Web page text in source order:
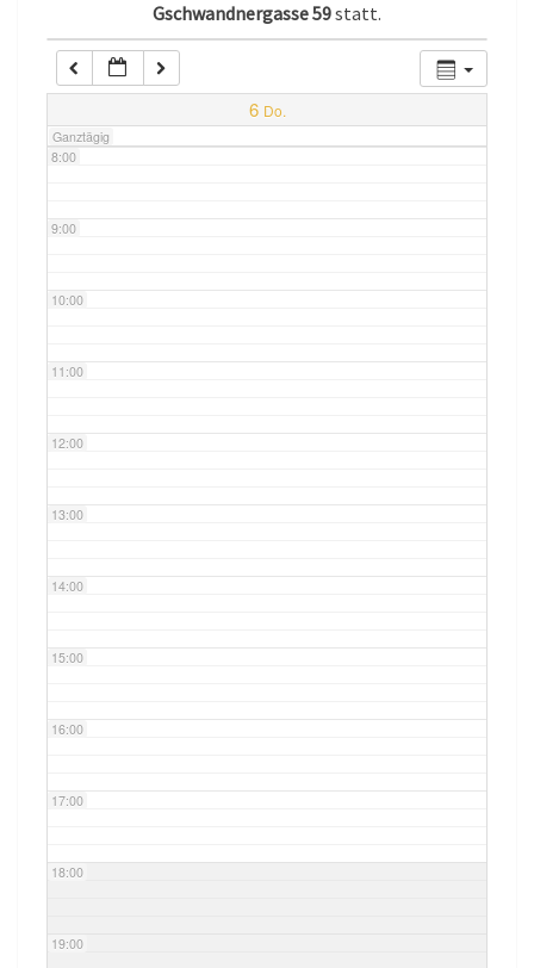
Gschwandnergasse 59statt.
6 Do.
Ganztägig
7:00
8:00
9:00
10:00
11:00
12:00
13:00
14:00
15:00
16:00
17:00
18:00
19:00